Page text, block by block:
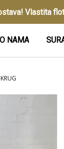
Vlastita
O NAMA